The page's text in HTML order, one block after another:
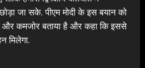
जा सके. पीएम मोदी के इस बयान को
और कमजोर बताया है और कहा कि इससे
मिलेगा.